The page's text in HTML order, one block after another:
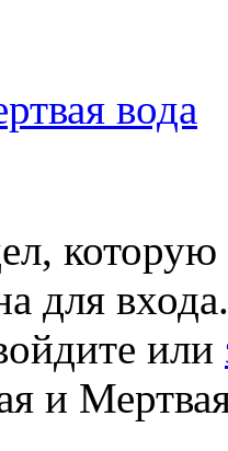
вода
для входа.
или
и